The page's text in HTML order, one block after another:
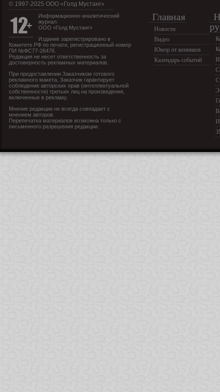
© 1997-2025 OOO «Голд Мустанг»
Информационно-аналитический
журнал
ООО «Голд Мустанг»
Издание зарегистрировано в
Комитете РФ по печати, регистрационный номер
ПИ №ФС77-26476.
Редакция не несет ответственность за
достоверность рекламных материалов.
При предоставлении Заказчиком готового
рекламного макета, Заказчик гарантирует
соблюдение авторских прав (интеллектуальной
собственности) третьих лиц на произведения,
включенные в рекламу.
Мнение редакции не всегда совпадает с
мнением авторов.
Перепечатка материалов возможна только с
письменного разрешения редакции.
Главная
Новости
Видео
Юмор от конников
Календарь событий